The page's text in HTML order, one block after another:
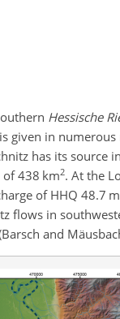
Hessische
in
has its
of 438 km2. At the
of HHQ 48.7 m
flows in
and